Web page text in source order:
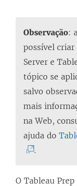
Observação:
possível
Server e
tópico se
salvo
mais
na Web,
ajuda do
.
O Tableau